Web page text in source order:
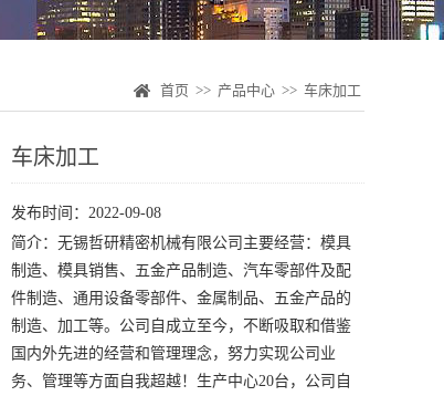
首页 >> 产品中心 >> 车床加工
车床加工
发布时间：2022-09-08
简介：无锡哲研精密机械有限公司主要经营：模具
制造、模具销售、五金产品制造、汽车零部件及配
件制造、通用设备零部件、金属制品、五金产品的
制造、加工等。公司自成立至今，不断吸取和借鉴
国内外先进的经营和管理理念，努力实现公司业
务、管理等方面自我超越！生产中心20台，公司自